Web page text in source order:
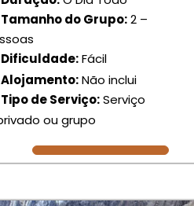
Tamanho do Grupo:2 –
Dificuldade:Fácil
Alojamento:Não inclui
Tipo de Serviço:Serviço
ou grupo